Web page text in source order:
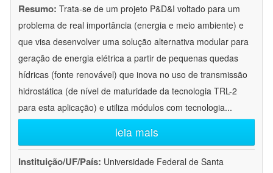
Resumo: Trata-se de um projeto P&D&I voltado para um
problema de real importância (energia e meio ambiente) e
que visa desenvolver uma solução alternativa modular para
geração de energia elétrica a partir de pequenas quedas
hídricas (fonte renovável) que inova no uso de transmissão
hidrostática (de nível de maturidade da tecnologia TRL-2
para esta aplicação) e utiliza módulos com tecnologia...
leia mais
Instituição/UF/País: Universidade Federal de Santa